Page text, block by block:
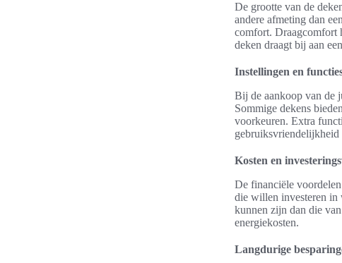
De grootte van de
andere afmeting dan
comfort. Draagcomfort
deken draagt bij aan
Instellingen en
Bij de aankoop van de
Sommige dekens
voorkeuren. Extra
gebruiksvriendelijkheid
Kosten en
De financiële
die willen investeren in
kunnen zijn dan die
energiekosten.
Langdurige